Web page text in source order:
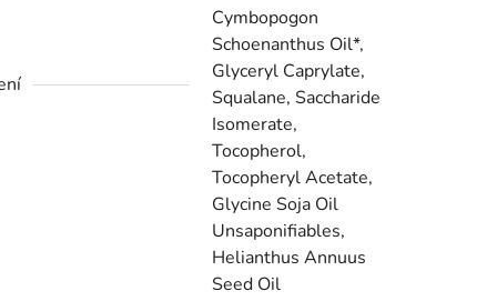
Cymbopogon
Schoenanthus Oil*,
Glyceryl Caprylate,
Squalane, Saccharide
Isomerate,
Tocopherol,
Tocopheryl Acetate,
Glycine Soja Oil
Unsaponifiables,
Helianthus Annuus
Seed Oil